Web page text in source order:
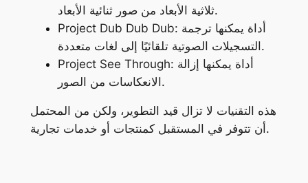
ثلاثية الأبعاد من صور ثنائية الأبعاد.
Project Dub Dub Dub: أداة يمكنها ترجمة
التسجيلات الصوتية تلقائيًا إلى لغات متعددة.
Project See Through: أداة يمكنها إزالة
الانعكاسات من الصور.
هذه التقنيات لا تزال قيد التطوير، ولكن من المحتمل
أن تتوفر في المستقبل كمنتجات أو خدمات تجارية.